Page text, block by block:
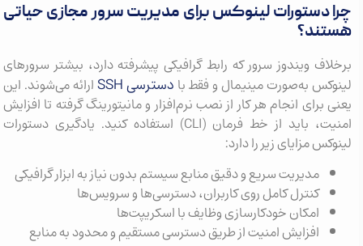
دستورات لینوکس برای مدیریت سرور مجازی حیاتی
ویندوز سرور که رابط گرافیکی پیشرفته دارد، بیشتر سرورهای
به‌صورت مینیمال و فقط بادسترسی SSH
ارائه می‌شوند. این
برای انجام هر کار از نصب نرم‌افزار و مانیتورینگ گرفته تا افزایش
امنیت، باید از خط فرمان (CLI) استفاده کنید. یادگیری دستورات
مزایای زیر را دارد:
مدیریت سریع و دقیق منابع سیستم بدون نیاز به ابزار گرافیکی
کنترل کامل روی کاربران، دسترسی‌ها و سرویس‌ها
امکان خودکارسازی وظایف با اسکریپت‌ها
افزایش امنیت از طریق دسترسی مستقیم و محدود به منابع